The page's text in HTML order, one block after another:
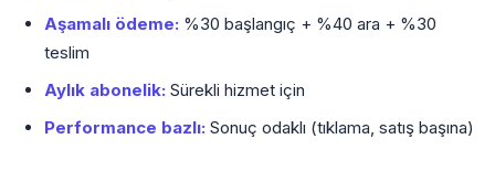
Aşamalı ödeme: %30 başlangıç + %40 ara + %30
teslim
Aylık abonelik: Sürekli hizmet için
Performance bazlı: Sonuç odaklı (tıklama, satış başına)